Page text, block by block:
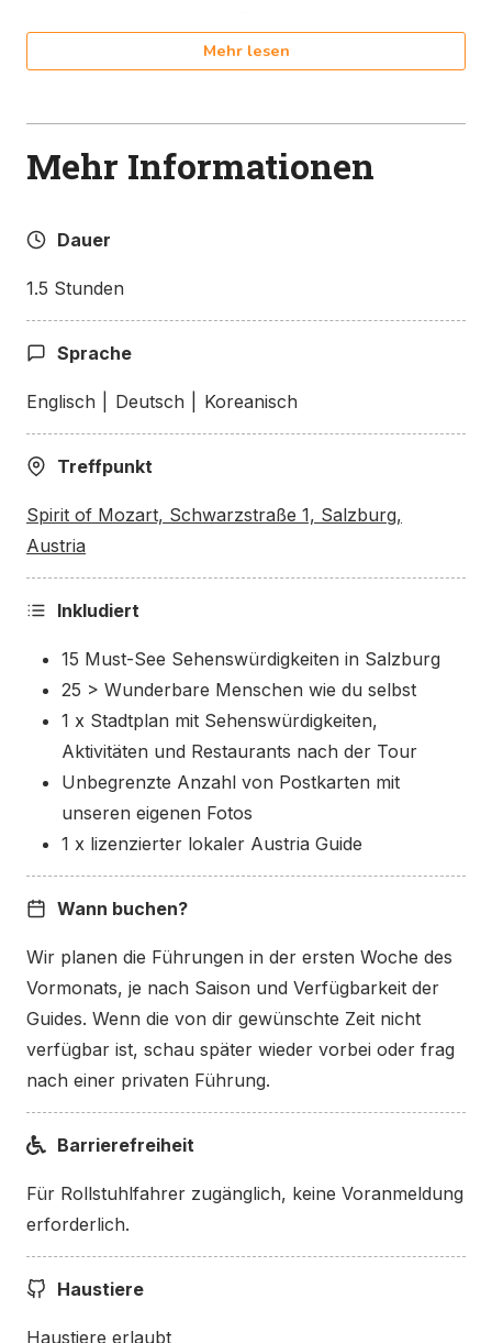
Restaurants und geben Tipps, was man alles sehen
Sehenswürdigkeiten, die
wir auf der Free Walking
Tour entdecken
Wir treffen uns neben der Staatsbrücke, einem
zentralen Ort in der Altstadt. Nachdem wir uns
Mozarts Wohnhaus und das Schloss Mirabell
angesehen haben, überqueren wir den Fluss und
Salzburgs und Mozarts Geburtsort.
Wir überqueren den Universitätsplatz und die
Universität, werfen einen Blick auf das Konzerthaus,
wo wir etwas über die Salzburger Festspiele
einen Blick auf den Dom, bewundern die Festung
von unten und passieren den Residenzplatz, bevor
wir unseren Spaziergang vor der Mozart-Statue
beenden, wo du erfährst, wie der Mozart-Kult
begann.
Der Treffpunkt für die
Free Walking Tour?
Der Treffpunkt für die Free Tour ist ein Kunstwerk
von Marina Abramovic namens „Spirit of Mozart“.
Sie besteht aus ein15 Meter hoher Metallstuhl
gegenüber acht normalgroßen Stühlen
Staatsbrücke. Manchmal nehmen die Gäste an, dass
der Schwerpunkt der Tour auf Mozart liegt. Das ist
der „Spirit of Mozart“ ist nur der Treffpunkt.
Mehr lesen
Mehr Informationen
Dauer
1.5 Stunden
Sprache
Englisch Deutsch Koreanisch
Treffpunkt
Spirit of Mozart, Schwarzstraße 1, Salzburg,
Austria
Inkludiert
15 Must-See Sehenswürdigkeiten in Salzburg
25 > Wunderbare Menschen wie du selbst
1 x Stadtplan mit Sehenswürdigkeiten,
Aktivitäten und Restaurants nach der Tour
Unbegrenzte Anzahl von Postkarten mit
unseren eigenen Fotos
1 x lizenzierter lokaler Austria Guide
Wann buchen?
Wir planen die Führungen in der ersten Woche des
Vormonats, je nach Saison und Verfügbarkeit der
Guides. Wenn die von dir gewünschte Zeit nicht
verfügbar ist, schau später wieder vorbei oder frag
nach einer privaten Führung.
Barrierefreiheit
Für Rollstuhlfahrer zugänglich, keine Voranmeldung
erforderlich.
Haustiere
Haustiere erlaubt